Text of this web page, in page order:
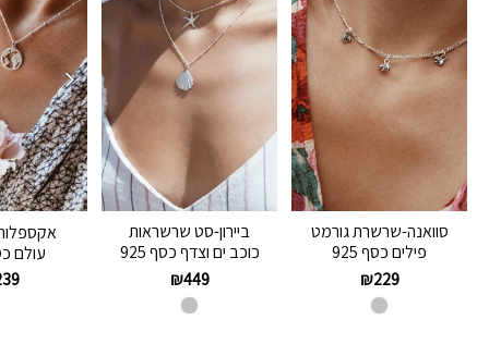
סוואנה-שרשרת גורמט
פילים כסף 925
₪229
ביירון-סט שרשראות
כוכב ים וצדף כסף 925
₪449
עולם